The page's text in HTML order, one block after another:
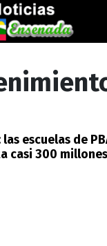
escuelas de
casi 300